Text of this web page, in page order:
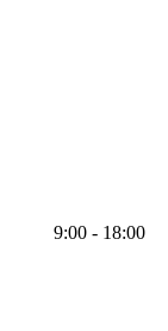
9:00 - 18:00